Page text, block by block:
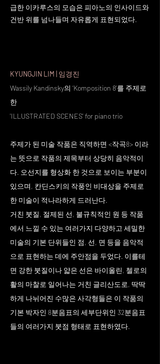
급한 이카루스의 모습은 피아노의 인사이드와
건반 위를 넘나들며 자유롭게 표현되었다.
KYUNGJIN LIM 임경진
Wassily Kandinsky의 ‘Komposition 8’를 주제로
한
'ILLUSTRATED SCENES' for piano trio
주제가 된 미술 작품은 직역하면 <작곡8> 이라
는 뜻으로 작품의 제목부터 상당히 음악적이
다. 오선지를 형상화 한 것으로 보이는 부분이
있으며, 칸딘스키의 작풍인 비대상을 주제로
한 미술이 적나라하게 드러난다.
거친 붓질, 절제된 선, 불규칙적인 원 등 작품
에서 느낄 수 있는 여러가지 다양하고 세밀한
미술의 기본 단위들인 점, 선, 면 등을 음악적
으로 표현하는 데에 주안점을 두었다. 이를테
면 강한 붓질이나 얇은 선은 바이올린, 첼로의
활의 마찰로 일어나는 거친 글리산도로, 딱딱
하게 나뉘어진 수많은 사각형들은 이 작품의
기본 박자인 8분음표의 세부단위인 32분음표
들의 여러가지 붓점 형태로 표현하였다.